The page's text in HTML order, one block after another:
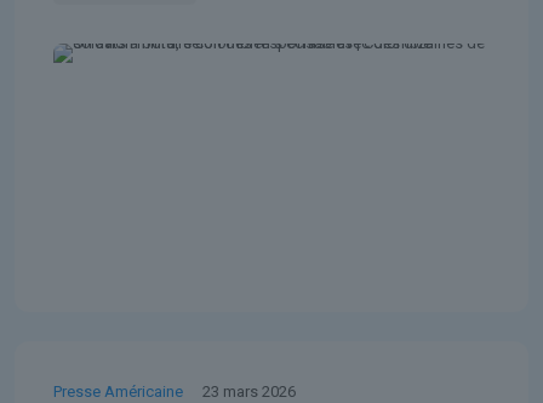
Presse Américaine 23 mars 2026